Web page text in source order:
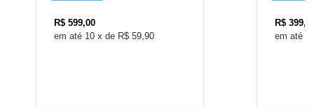
R$ 599,00
10 x de R$ 59,90
R$